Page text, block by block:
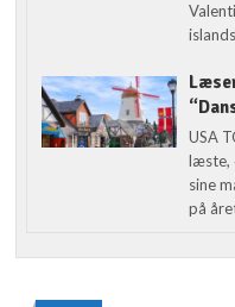
USA
læste,
sine
på